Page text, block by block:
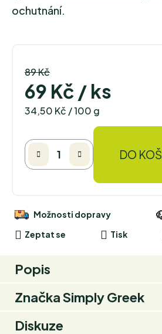
ochutnání.
89 Kč
69 Kč / ks
Měrná cena:
34,50 Kč / 100 g
DO
Tisk
Zeptat se
Možnosti dopravy
Popis
ZnačkaSimply Greek
Diskuze